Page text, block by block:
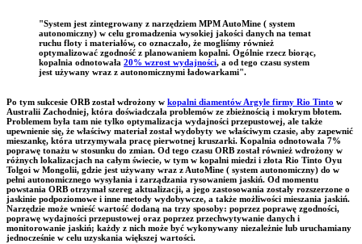
"System jest zintegrowany z narzędziem MPM AutoMine ( system
autonomiczny) w celu gromadzenia wysokiej jakości danych na temat
ruchu floty i materiałów, co oznaczało, że mogliśmy również
optymalizować zgodność z planowaniem kopalni. Ogólnie rzecz biorąc,
kopalnia odnotowała 20% wzrost wydajności, a od tego czasu system
jest używany wraz z autonomicznymi ładowarkami".
Po tym sukcesie ORB został wdrożony w kopalni diamentów Argyle firmy Rio Tinto w
Australii Zachodniej, która doświadczała problemów ze zbieżnością i mokrym błotem.
Problemem była tam nie tylko optymalizacja wydajności przepustowej, ale także
upewnienie się, że właściwy materiał został wydobyty we właściwym czasie, aby zapewnić
mieszankę, która utrzymywała pracę pierwotnej kruszarki. Kopalnia odnotowała 7%
poprawę tonażu w stosunku do zmian. Od tego czasu ORB został również wdrożony w
różnych lokalizacjach na całym świecie, w tym w kopalni miedzi i złota Rio Tinto Oyu
Tolgoi w Mongolii, gdzie jest używany wraz z AutoMine ( system autonomiczny) do w
pełni autonomicznego wysyłania i zarządzania rysowaniem jaskiń. Od momentu
powstania ORB otrzymał szereg aktualizacji, a jego zastosowania zostały rozszerzone o
jaskinie podpoziomowe i inne metody wydobywcze, a także możliwości mieszania jaskiń.
Narzędzie może wnieść wartość dodaną na trzy sposoby: poprzez poprawę zgodności,
poprawę wydajności przepustowej oraz poprzez przechwytywanie danych i
monitorowanie jaskiń; każdy z nich może być wykonywany niezależnie lub uruchamiany
jednocześnie w celu uzyskania większej wartości.